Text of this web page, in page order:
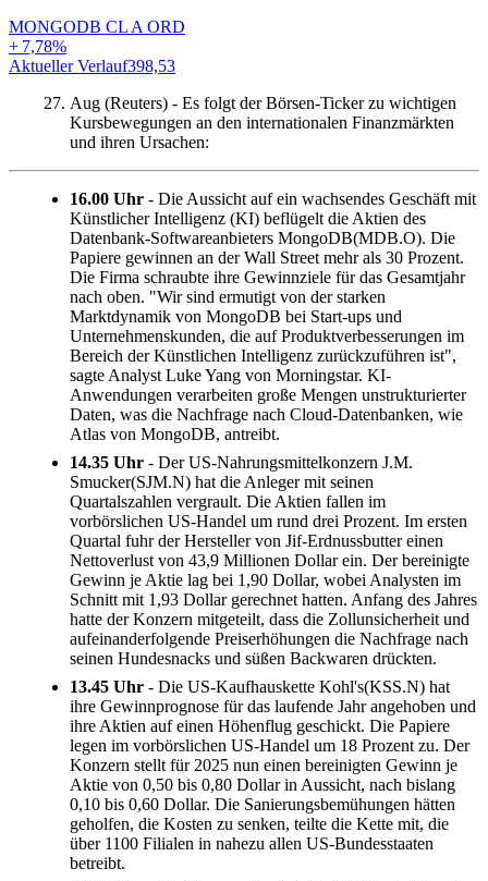
MONGODB CL A ORD
+ 7,78%
Aktueller Verlauf398,53
Aug (Reuters) - Es folgt der Börsen-Ticker zu wichtigen
Kursbewegungen an den internationalen Finanzmärkten
und ihren Ursachen:
16.00 Uhr - Die Aussicht auf ein wachsendes Geschäft mit
Künstlicher Intelligenz (KI) beflügelt die Aktien des
Datenbank-Softwareanbieters MongoDB(MDB.O). Die
Papiere gewinnen an der Wall Street mehr als 30 Prozent.
Die Firma schraubte ihre Gewinnziele für das Gesamtjahr
nach oben. "Wir sind ermutigt von der starken
Marktdynamik von MongoDB bei Start-ups und
Unternehmenskunden, die auf Produktverbesserungen im
Bereich der Künstlichen Intelligenz zurückzuführen ist",
sagte Analyst Luke Yang von Morningstar. KI-
Anwendungen verarbeiten große Mengen unstrukturierter
Daten, was die Nachfrage nach Cloud-Datenbanken, wie
Atlas von MongoDB, antreibt.
14.35 Uhr - Der US-Nahrungsmittelkonzern J.M.
Smucker(SJM.N) hat die Anleger mit seinen
Quartalszahlen vergrault. Die Aktien fallen im
vorbörslichen US-Handel um rund drei Prozent. Im ersten
Quartal fuhr der Hersteller von Jif-Erdnussbutter einen
Nettoverlust von 43,9 Millionen Dollar ein. Der bereinigte
Gewinn je Aktie lag bei 1,90 Dollar, wobei Analysten im
Schnitt mit 1,93 Dollar gerechnet hatten. Anfang des Jahres
hatte der Konzern mitgeteilt, dass die Zollunsicherheit und
aufeinanderfolgende Preiserhöhungen die Nachfrage nach
seinen Hundesnacks und süßen Backwaren drückten.
13.45 Uhr - Die US-Kaufhauskette Kohl's(KSS.N) hat
ihre Gewinnprognose für das laufende Jahr angehoben und
ihre Aktien auf einen Höhenflug geschickt. Die Papiere
legen im vorbörslichen US-Handel um 18 Prozent zu. Der
Konzern stellt für 2025 nun einen bereinigten Gewinn je
Aktie von 0,50 bis 0,80 Dollar in Aussicht, nach bislang
0,10 bis 0,60 Dollar. Die Sanierungsbemühungen hätten
geholfen, die Kosten zu senken, teilte die Kette mit, die
über 1100 Filialen in nahezu allen US-Bundesstaaten
betreibt.